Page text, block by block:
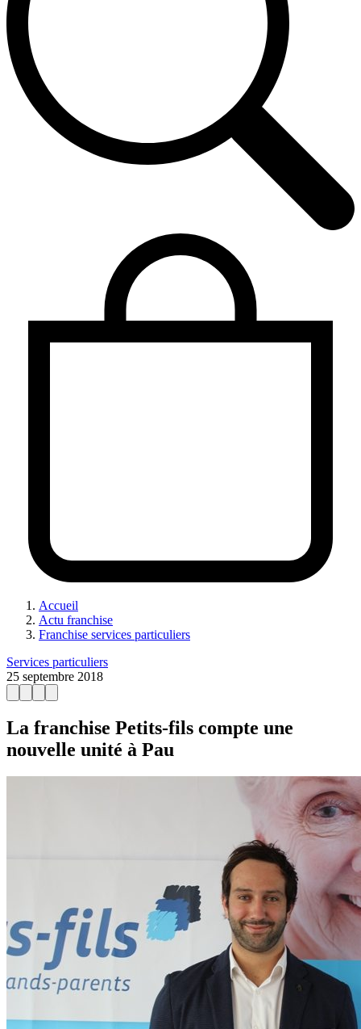
Accueil
Actu franchise
Franchise services particuliers
Services particuliers
25 septembre 2018
La franchise Petits-fils compte une
nouvelle unité à Pau